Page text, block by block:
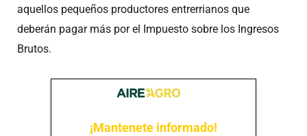
aquellos pequeños productores entrerrianos que
deberán pagar más por el Impuesto sobre los Ingresos
Brutos.
¡Mantenete informado!